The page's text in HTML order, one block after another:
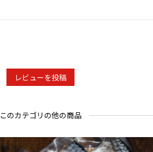
・お品の到
・スモーク
レビューを投稿
このカテゴリの他の商品